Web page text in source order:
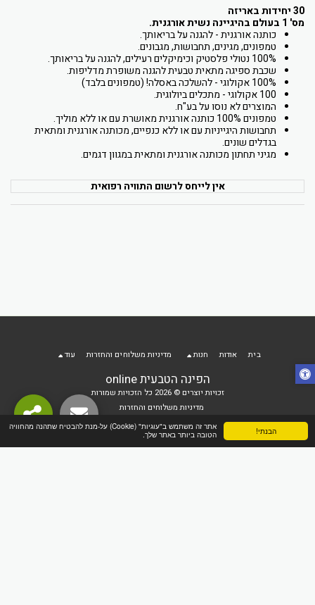
הבנתי!
אתר זה משתמש ב"עוגיות" (Cookie) על-מנת להבטיח שתהנה מהחוויה
הטובה ביותר באתר שלך.
30 יחידות באריזה
מס' 1 בעולם בהיגיינה נשית אורגנית.
כותנה אורגנית - להגנה על בריאותך.
טמפונים, מגינים, תחבושות, מגבונים.
100% נטולי פלסטיק וכימיקלים רעילים, להגנה על בריאותך.
שכבת ספיגה מתאית טבעית להגנה משופרת מדליפות.
100% אקולוגי - להשלכה באסלה! (טמפונים בלבד)
100 אקולוגי - מתכלים ביולוגית.
המוצרים לא נוסו על בע"ח.
טמפונים 100% כותנה אורגנית מאושרת עם או ללא מוליך.
תחבושות היגייניות עם או ללא כנפיים, מכותנה אורגנית ומתאית
בגדלים שונים.
מגיני תחתון מכותנה אורגנית ומתאית במגוון דגמים.
אין לייחס לרשום התוויה רפואית
הפינה הטבעית online
זכויות יוצרים © 2026 כל הזכויות שמורות
מדיניות משלוחים והחזרות
בית אודות חנות מדיניות משלוחים והחזרות עוד